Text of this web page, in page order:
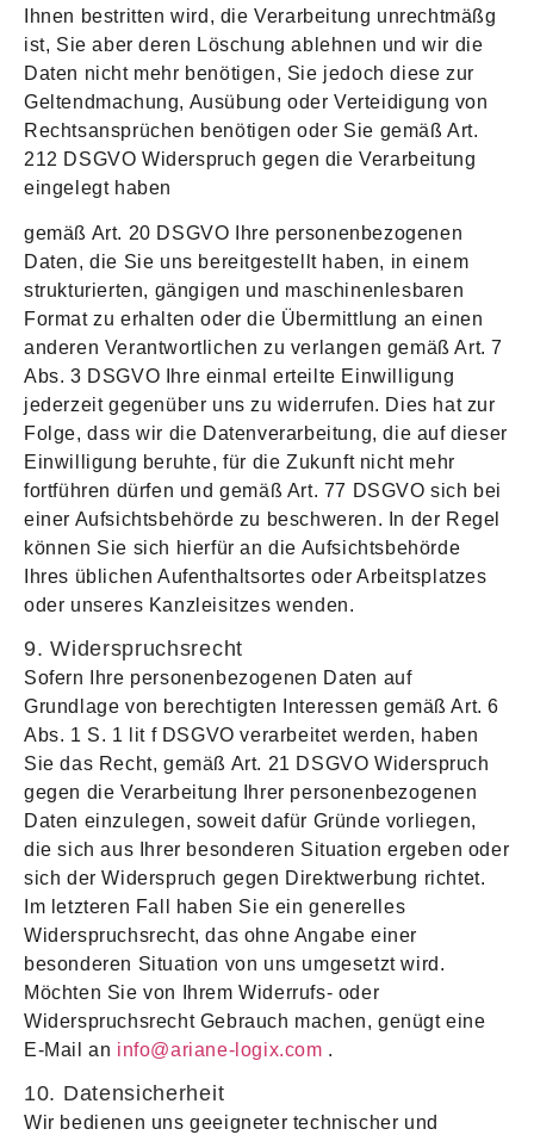
Ihnen bestritten wird, die Verarbeitung unrechtmäßg
ist, Sie aber deren Löschung ablehnen und wir die
Daten nicht mehr benötigen, Sie jedoch diese zur
Geltendmachung, Ausübung oder Verteidigung von
Rechtsansprüchen benötigen oder Sie gemäß Art.
212 DSGVO Widerspruch gegen die Verarbeitung
eingelegt haben
gemäß Art. 20 DSGVO Ihre personenbezogenen
Daten, die Sie uns bereitgestellt haben, in einem
strukturierten, gängigen und maschinenlesbaren
Format zu erhalten oder die Übermittlung an einen
anderen Verantwortlichen zu verlangen gemäß Art. 7
Abs. 3 DSGVO Ihre einmal erteilte Einwilligung
jederzeit gegenüber uns zu widerrufen. Dies hat zur
Folge, dass wir die Datenverarbeitung, die auf dieser
Einwilligung beruhte, für die Zukunft nicht mehr
fortführen dürfen und gemäß Art. 77 DSGVO sich bei
einer Aufsichtsbehörde zu beschweren. In der Regel
können Sie sich hierfür an die Aufsichtsbehörde
Ihres üblichen Aufenthaltsortes oder Arbeitsplatzes
oder unseres Kanzleisitzes wenden.
9. Widerspruchsrecht
Sofern Ihre personenbezogenen Daten auf
Grundlage von berechtigten Interessen gemäß Art. 6
Abs. 1 S. 1 lit f DSGVO verarbeitet werden, haben
Sie das Recht, gemäß Art. 21 DSGVO Widerspruch
gegen die Verarbeitung Ihrer personenbezogenen
Daten einzulegen, soweit dafür Gründe vorliegen,
die sich aus Ihrer besonderen Situation ergeben oder
sich der Widerspruch gegen Direktwerbung richtet.
Im letzteren Fall haben Sie ein generelles
Widerspruchsrecht, das ohne Angabe einer
besonderen Situation von uns umgesetzt wird.
Möchten Sie von Ihrem Widerrufs- oder
Widerspruchsrecht Gebrauch machen, genügt eine
E-Mail an info@ariane-logix.com .
10. Datensicherheit
Wir bedienen uns geeigneter technischer und